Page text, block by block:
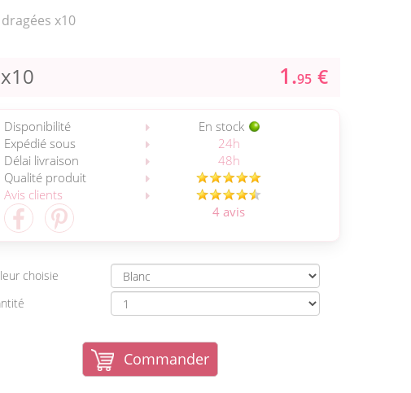
x10
1.95 €
Disponibilité
En stock
Expédié sous
24h
Délai livraison
48h
Qualité produit
Avis clients
4 avis
choisie
Commander